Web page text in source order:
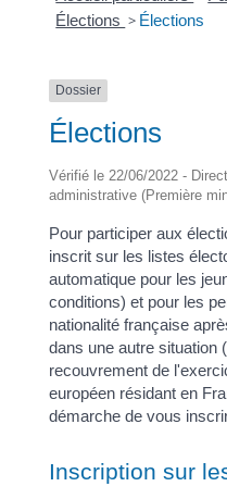
Élections > Élections
Dossier
Élections
Vérifié le 22/06/2022 -
administrative (Première
Pour participer aux
inscrit sur les listes
automatique pour les
conditions) et pour les
nationalité française
dans une autre situation
recouvrement de
européen résidant en
démarche de vous
Inscription sur